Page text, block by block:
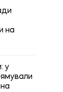
на
у